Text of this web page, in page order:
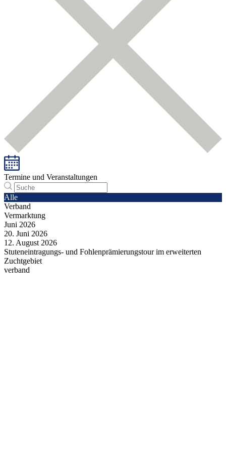
Termine und Veranstaltungen
Alle
Verband
Vermarktung
Juni 2026
20. Juni 2026
12. August 2026
Stuteneintragungs- und Fohlenprämierungstour im erweiterten
Zuchtgebiet
verband